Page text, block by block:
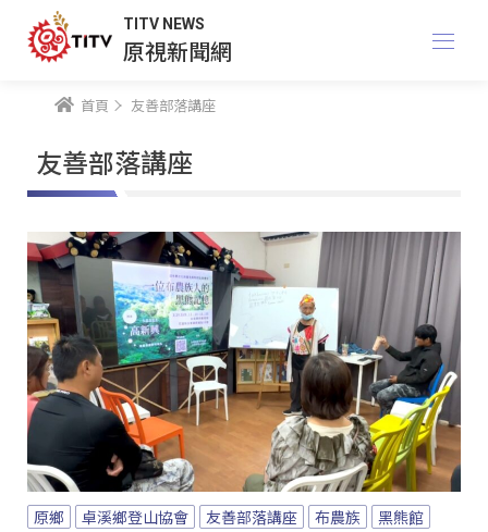
TITV NEWS
原視新聞網
首頁 友善部落講座
友善部落講座
原鄉 卓溪鄉登山協會 友善部落講座 布農族 黑熊館